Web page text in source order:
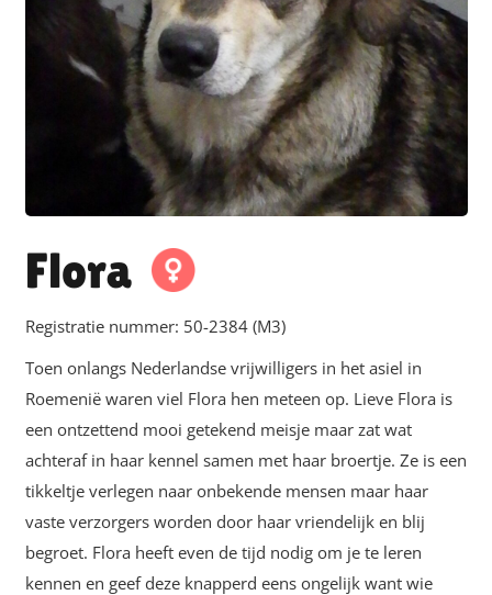
Flora
Registratie nummer: 50-2384 (M3)
Toen onlangs Nederlandse vrijwilligers in het asiel in
Roemenië waren viel Flora hen meteen op. Lieve Flora is
een ontzettend mooi getekend meisje maar zat wat
achteraf in haar kennel samen met haar broertje. Ze is een
tikkeltje verlegen naar onbekende mensen maar haar
vaste verzorgers worden door haar vriendelijk en blij
begroet. Flora heeft even de tijd nodig om je te leren
kennen en geef deze knapperd eens ongelijk want wie